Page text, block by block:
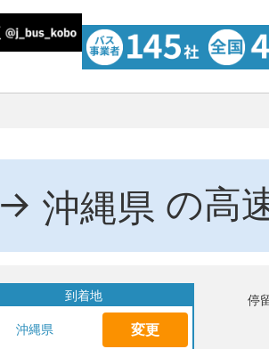
→ 沖縄県 の高
到着地
沖縄県 変更
停